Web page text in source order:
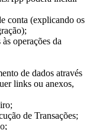
conta (explicando os
operações da
de dados através
links ou anexos,
de Transações;